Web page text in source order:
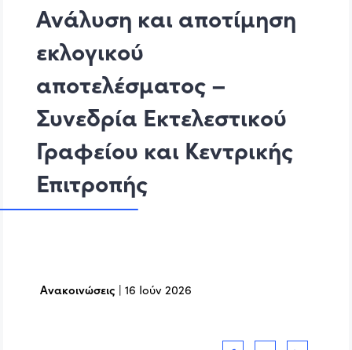
Ανάλυση και αποτίμηση
εκλογικού
αποτελέσματος –
Συνεδρία Εκτελεστικού
Γραφείου και Κεντρικής
Επιτροπής
Ανακοινώσεις |16 Ιούν 2026